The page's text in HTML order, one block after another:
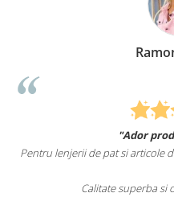
casa apelez mereu cu incredere la
o echipa extraordinara.